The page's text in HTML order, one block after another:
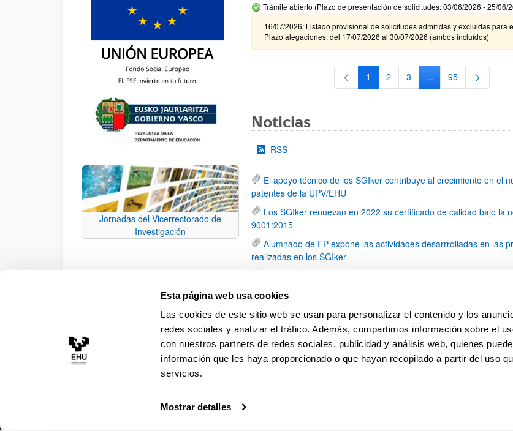
Esta página web usa cookies
Las cookies de este sitio web se usan para personalizar el contenido y los
redes sociales y analizar el tráfico. Además, compartimos información sobre el
con nuestros partners de redes sociales, publicidad y análisis web, quienes
información que les haya proporcionado o que hayan recopilado a partir del uso
servicios.
Mostrar detalles
Jornadas del Vicerrectorado de
Investigación
Trámite abierto (Plazo de presentación de solicitudes: 03/06/2026 - 25/06/
16/07/2026: Listado provisional de solicitudes admitidas y excluidas para
Plazo alegaciones: del 17/07/2026 al 30/07/2026 (ambos incluídos)
Página
1 Página
2 Página
3 ...Páginas intermedias
Página
95
Noticias
RSS
El apoyo técnico de los SGIker contribuye al crecimiento en el
patentes de la UPV/EHU
Los SGIker renuevan en 2022 su certificado de calidad bajo la
9001:2015
Alumnado de FP expone las actividades desarrrolladas en las
realizadas en los SGIker
la edición de este año del festival Pint of Science
Página
1 ...Páginas intermedias Use TAB para
Página
6 Página
7 Página
8 ...
PáginasPágina
79